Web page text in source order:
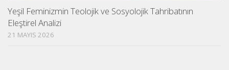
Yeşil Feminizmin Teolojik ve Sosyolojik Tahribatının
Eleştirel Analizi
21 MAYIS 2026